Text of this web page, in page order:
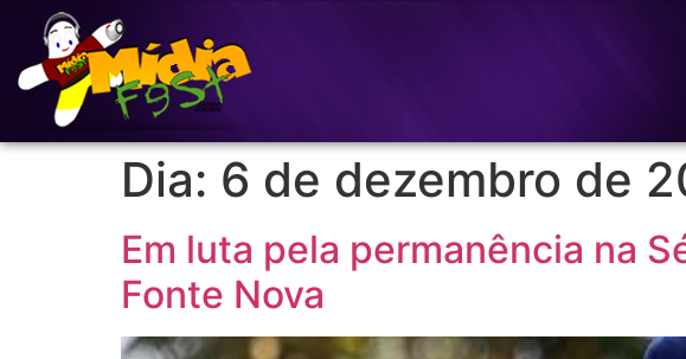
Dia: 6 de dezembro de
Em luta pela permanência na
Fonte Nova